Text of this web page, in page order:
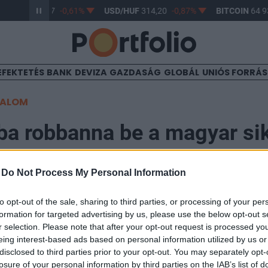
Do Not Process My Personal Information
opt-out of the sale, sharing to third parties, or processing of your
for targeted advertising by us, please use the below opt-out
selection. Please note that after your opt-out request is processed
interest-based ads based on personal information utilized by us
to third parties prior to your opt-out. You may separately
of your personal information by third parties on the IAB’s list of
363,17 -0,61% USD/HUF314,20 -0,87% BITCOIN64
BANK DEVIZA GAZDASÁG GLOBÁL UNIÓS
robbanna be a magyar
a tőkeemelésről szóló szerződést a Mobilengine és
már meg is érkezett a Mobilengine számlájára. A
át a 740 millió forintot, amit az amerikai piac
fel - áll a társaság közleményében.